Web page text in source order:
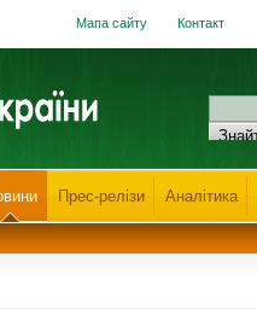
Мапа сайту Контакт
Прес-релізи Аналітика